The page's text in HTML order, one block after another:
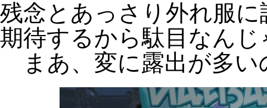
残念とあっさり外れ服
期待するから駄目なん
まあ、変に露出が多い